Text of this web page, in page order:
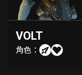
VOLT
角色：